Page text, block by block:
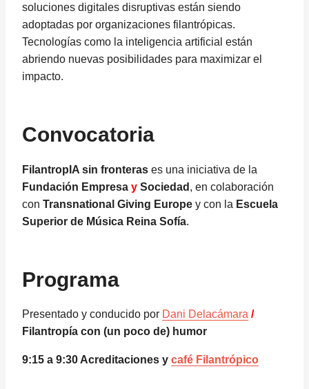
soluciones digitales disruptivas están siendo
adoptadas por organizaciones filantrópicas.
Tecnologías como la inteligencia artificial están
abriendo nuevas posibilidades para maximizar el
impacto.
Convocatoria
FilantropIA sin fronteras es una iniciativa de la
Fundación Empresa y Sociedad , en colaboración
con Transnational Giving Europe y con la Escuela
Superior de Música Reina Sofía.
Programa
Presentado y conducido por Dani Delacámara /
Filantropía con (un poco de) humor
9:15 a 9:30 Acreditaciones y café Filantrópico